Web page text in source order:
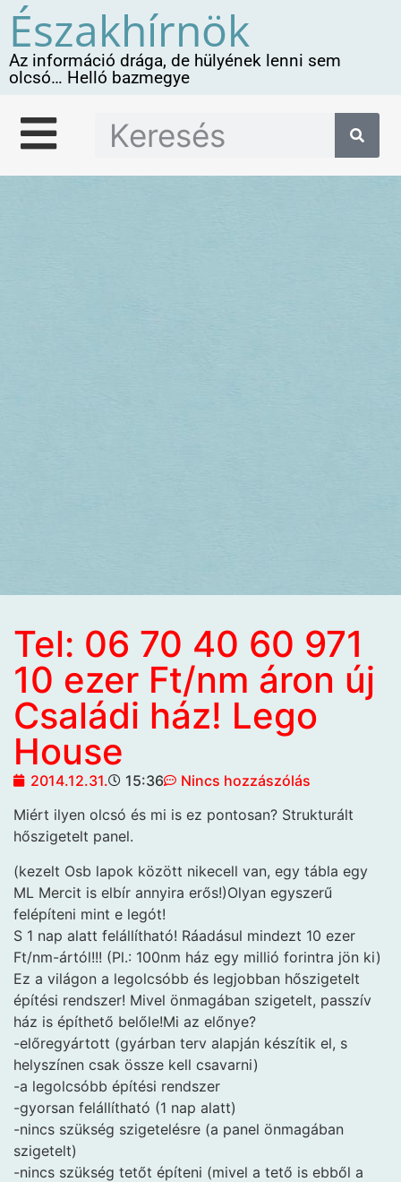
Északhírnök
Az információ drága, de hülyének lenni sem
olcsó… Helló bazmegye
Tel: 06 70 40 60 971
10 ezer Ft/nm áron új
Családi ház! Lego
House
2014.12.31. 15:36
Nincs hozzászólás
Miért ilyen olcsó és mi is ez pontosan? Strukturált
hőszigetelt panel.
(kezelt Osb lapok között nikecell van, egy tábla egy
ML Mercit is elbír annyira erős!)Olyan egyszerű
felépíteni mint e legót!
S 1 nap alatt felállítható! Ráadásul mindezt 10 ezer
Ft/nm-ártól!!! (Pl.: 100nm ház egy millió forintra jön ki)
Ez a világon a legolcsóbb és legjobban hőszigetelt
építési rendszer! Mivel önmagában szigetelt, passzív
ház is építhető belőle!Mi az előnye?
-előregyártott (gyárban terv alapján készítik el, s
helyszínen csak össze kell csavarni)
-a legolcsóbb építési rendszer
-gyorsan felállítható (1 nap alatt)
-nincs szükség szigetelésre (a panel önmagában
szigetelt)
-nincs szükség tetőt építeni (mivel a tető is ebből a